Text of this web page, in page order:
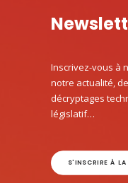
Inscrivez-vous à
notre actualité,
décryptages
législatif…
S'INSCRIRE À LA